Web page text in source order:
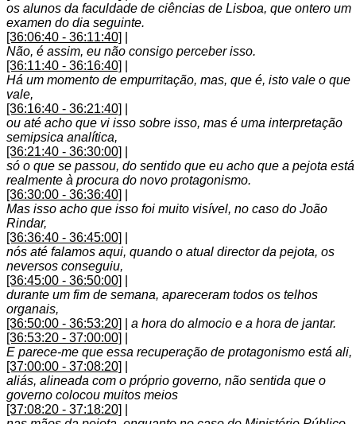
os alunos da faculdade de ciências de Lisboa, que ontero um
examen do dia seguinte.
[36:06:40 - 36:11:40]
Não, é assim, eu não consigo perceber isso.
[36:11:40 - 36:16:40]
Há um momento de empurritação, mas, que é, isto vale o que
vale,
[36:16:40 - 36:21:40]
ou até acho que vi isso sobre isso, mas é uma interpretação
semipsica analítica,
[36:21:40 - 36:30:00]
só o que se passou, do sentido que eu acho que a pejota está
realmente à procura do novo protagonismo.
[36:30:00 - 36:36:40]
Mas isso acho que isso foi muito visível, no caso do João
Rindar,
[36:36:40 - 36:45:00]
nós até falamos aqui, quando o atual director da pejota, os
neversos conseguiu,
[36:45:00 - 36:50:00]
durante um fim de semana, apareceram todos os telhos
organais,
[36:50:00 - 36:53:20]
a hora do almocio e a hora de jantar.
[36:53:20 - 37:00:00]
E parece-me que essa recuperação de protagonismo está ali,
[37:00:00 - 37:08:20]
aliás, alineada com o próprio governo, não sentida que o
governo colocou muitos meios
[37:08:20 - 37:18:20]